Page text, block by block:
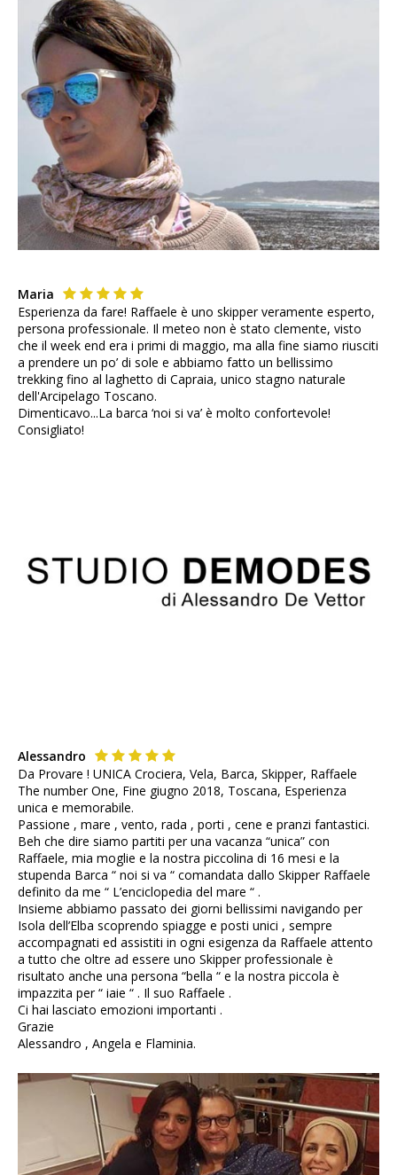
Maria
Esperienza da fare! Raffaele è uno skipper veramente esperto,
persona professionale. Il meteo non è stato clemente, visto
che il week end era i primi di maggio, ma alla fine siamo riusciti
a prendere un po’ di sole e abbiamo fatto un bellissimo
trekking fino al laghetto di Capraia, unico stagno naturale
dell'Arcipelago Toscano.
Dimenticavo...La barca ‘noi si va’ è molto confortevole!
Consigliato!
Alessandro
Da Provare ! UNICA Crociera, Vela, Barca, Skipper, Raffaele
The number One, Fine giugno 2018, Toscana, Esperienza
unica e memorabile.
Passione , mare , vento, rada , porti , cene e pranzi fantastici.
Beh che dire siamo partiti per una vacanza “unica” con
Raffaele, mia moglie e la nostra piccolina di 16 mesi e la
stupenda Barca “ noi si va “ comandata dallo Skipper Raffaele
definito da me “ L’enciclopedia del mare “ .
Insieme abbiamo passato dei giorni bellissimi navigando per
Isola dell’Elba scoprendo spiagge e posti unici , sempre
accompagnati ed assistiti in ogni esigenza da Raffaele attento
a tutto che oltre ad essere uno Skipper professionale è
risultato anche una persona “bella “ e la nostra piccola è
impazzita per “ iaie “ . Il suo Raffaele .
Ci hai lasciato emozioni importanti .
Grazie
Alessandro , Angela e Flaminia.